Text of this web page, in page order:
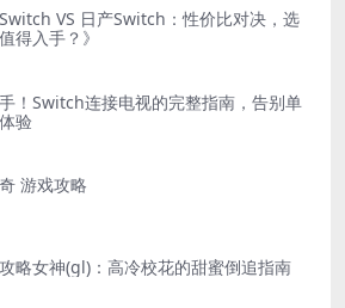
Switch VS 日产Switch：性价比对决，选
得入手？》
！Switch连接电视的完整指南，告别单
验
游戏攻略
略女神(gl)：高冷校花的甜蜜倒追指南